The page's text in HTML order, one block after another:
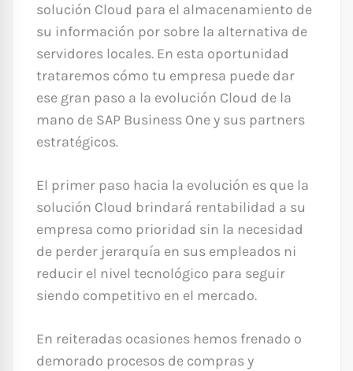
solución Cloud para el almacenamiento de
su información por sobre la alternativa de
servidores locales. En esta oportunidad
trataremos cómo tu empresa puede dar
ese gran paso a la evolución Cloud de la
mano de SAP Business One y sus partners
estratégicos.
El primer paso hacia la evolución es que la
solución Cloud brindará rentabilidad a su
empresa como prioridad sin la necesidad
de perder jerarquía en sus empleados ni
reducir el nivel tecnológico para seguir
siendo competitivo en el mercado.
En reiteradas ocasiones hemos frenado o
demorado procesos de compras y